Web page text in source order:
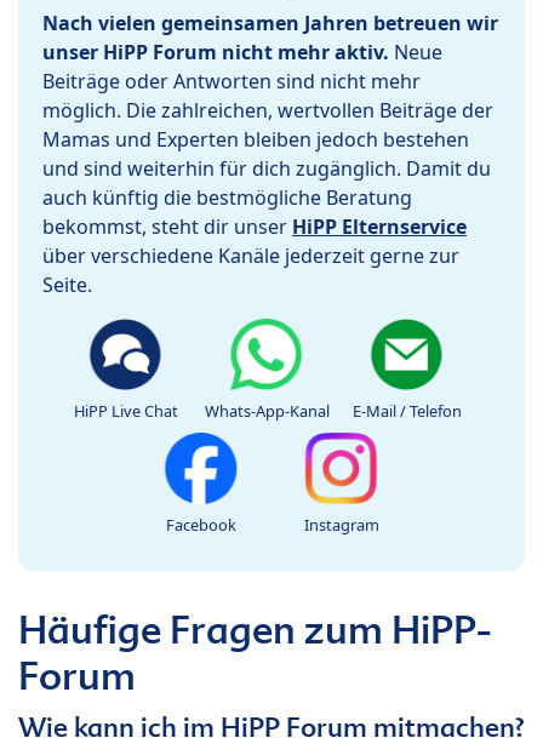
Nach vielen gemeinsamen Jahren betreuen wir
unser HiPP Forum nicht mehr aktiv. Neue
Beiträge oder Antworten sind nicht mehr
möglich. Die zahlreichen, wertvollen Beiträge der
Mamas und Experten bleiben jedoch bestehen
und sind weiterhin für dich zugänglich. Damit du
auch künftig die bestmögliche Beratung
bekommst, steht dir unser HiPP Elternservice
über verschiedene Kanäle jederzeit gerne zur
Seite.
HiPP Live Chat Whats-App-Kanal E-Mail / Telefon
Facebook Instagram
Häufige Fragen zum HiPP-
Forum
Wie kann ich im HiPP Forum mitmachen?